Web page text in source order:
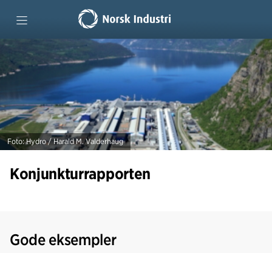
Foto: Hydro / Harald M. Valderhaug
Konjunkturrapporten
Forside
Tidligere rapporter
Gode eksempler